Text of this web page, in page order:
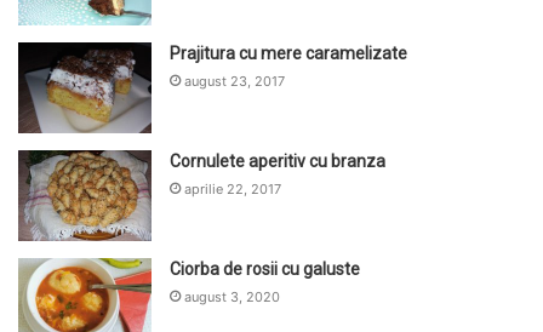
Prajitura cu mere caramelizate
august 23, 2017
Cornulete aperitiv cu branza
aprilie 22, 2017
Ciorba de rosii cu galuste
august 3, 2020